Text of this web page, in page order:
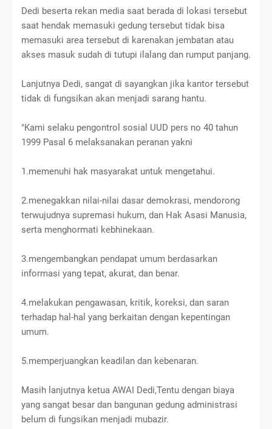
Dedi beserta rekan media saat berada di lokasi tersebut
saat hendak memasuki gedung tersebut tidak bisa
memasuki area tersebut di karenakan jembatan atau
akses masuk sudah di tutupi ilalang dan rumput panjang.
Lanjutnya Dedi, sangat di sayangkan jika kantor tersebut
tidak di fungsikan akan menjadi sarang hantu.
"Kami selaku pengontrol sosial UUD pers no 40 tahun
1999 Pasal 6 melaksanakan peranan yakni
1.memenuhi hak masyarakat untuk mengetahui.
2.menegakkan nilai-nilai dasar demokrasi, mendorong
terwujudnya supremasi hukum, dan Hak Asasi Manusia,
serta menghormati kebhinekaan.
3.mengembangkan pendapat umum berdasarkan
informasi yang tepat, akurat, dan benar.
4.melakukan pengawasan, kritik, koreksi, dan saran
terhadap hal-hal yang berkaitan dengan kepentingan
umum.
5.memperjuangkan keadilan dan kebenaran.
Masih lanjutnya ketua AWAI Dedi,Tentu dengan biaya
yang sangat besar dan bangunan gedung administrasi
belum di fungsikan menjadi mubazir.